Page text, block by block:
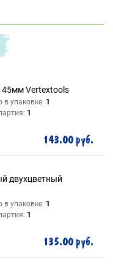
Vertextools
в упаковке: 1
1
143.00 руб.
двухцветный
в упаковке: 1
1
135.00 руб.